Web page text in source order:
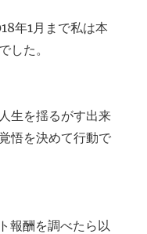
年1月まで私は本
した。
生を揺るがす出来
悟を決めて行動で
報酬を調べたら以